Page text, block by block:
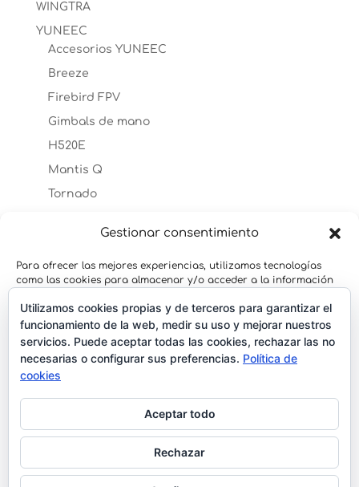
Gestionar consentimiento
Para ofrecer las mejores experiencias, utilizamos tecnologías
como las cookies para almacenar y/o acceder a la información
permitirá procesar datos como el comportamiento de
navegación o las identificaciones únicas en este sitio. No
consentir o retirar el consentimiento, puede afectar
negativamente a ciertas características y funciones.
Aceptar
Denegar
Ver preferencias
WINGTRA
YUNEEC
Accesorios YUNEEC
Breeze
Firebird FPV
Gimbals de mano
H520E
Mantis Q
Tornado
Accesorios Typhoon H
TYPHOON H PLUS
Accesorios Typhoon H Plus
Typhoon H3
Typhoon Q500
YUNEEC H520
Terminos y Condiciones
Utilizamos cookies propias y de terceros para garantizar el
funcionamiento de la web, medir su uso y mejorar nuestros
servicios. Puede aceptar todas las cookies, rechazar las no
necesarias o configurar sus preferencias. Política de
cookies
Aceptar todo
Rechazar